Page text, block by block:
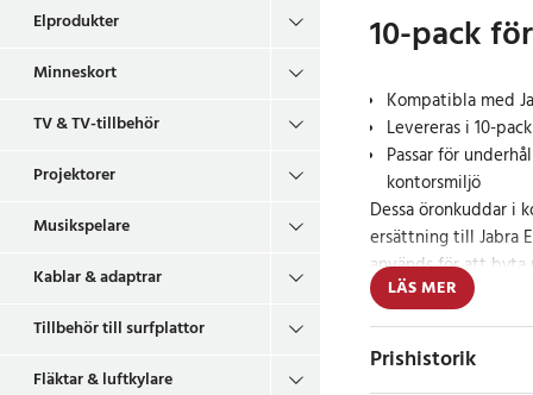
Elprodukter
Minneskort
TV & TV-tillbehör
Projektorer
Musikspelare
Kablar & adaptrar
Tillbehör till surfplattor
Fläktar & luftkylare
10-pack
Kompatibla med
Levereras i 10-pack
Passar för
kontorsmiljö
Dessa öronkuddar i
ersättning till Jabra
används för att
och är praktiska för
service som vill
För löpande
LÄS MER
Prishistorik